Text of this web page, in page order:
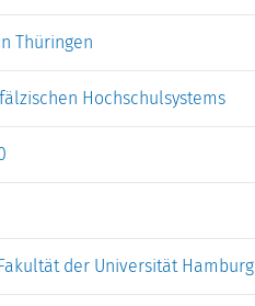
Thüringen
Hochschulsystems
der Universität Hamburg